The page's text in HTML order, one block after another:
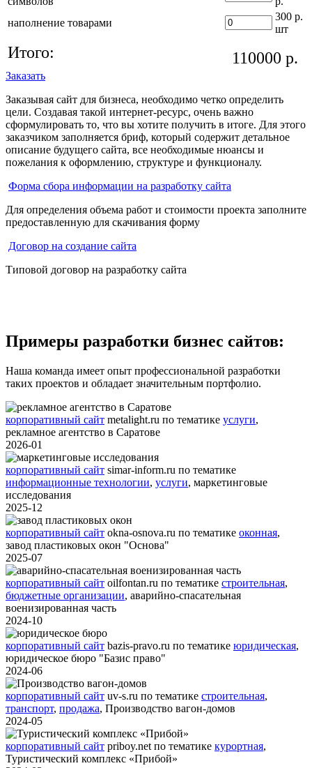
наполнение товарами
300 р.
шт
Итого: 110000 р.
Заказать
Заказывая сайт для бизнеса, необходимо четко определить
цели. Создавая такой интернет-ресурс, очень важно
сформулировать то, что вы хотите получить в итоге. Для этого
заказчиком заполняется бриф, который содержит детальное
описание будущего сайта, все необходимые нюансы и
пожелания к оформлению, структуре и функционалу.
Форма сбора информации на разработку сайта
Для определения объема работ и стоимости проекта заполните
предоставленную для скачивания форму
Договор на создание сайта
Типовой договор на разработку сайта
Примеры разработки бизнес сайтов:
Наша команда имеет опыт профессиональной разработки
таких проектов и обладает значительным портфолио.
корпоративный сайт metalight.ru по тематике услуги,
рекламное агентство в Саратове
2026-01
корпоративный сайт simar-inform.ru по тематике
информационные технологии, услуги, маркетинговые
исследования
2025-12
корпоративный сайт okna-osnova.ru по тематике оконная,
завод пластиковых окон "Основа"
2025-07
корпоративный сайт oilfontan.ru по тематике строительная,
бюджетные организации, аварийно-спасательная
военизированная часть
2024-10
корпоративный сайт bazis-pravo.ru по тематике юридическая,
юридическое бюро "Базис право"
2024-06
корпоративный сайт uv-s.ru по тематике строительная,
транспорт, продажа, Производство вагон-домов
2024-05
корпоративный сайт priboy.net по тематике курортная,
Туристический комплекс «Прибой»